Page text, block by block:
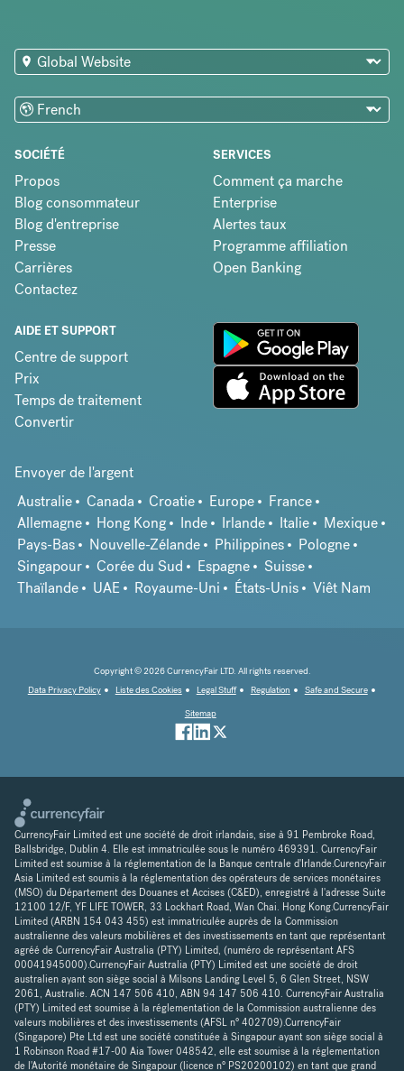
SOCIÉTÉ
Propos
Blog consommateur
Blog d'entreprise
Presse
Carrières
Contactez
SERVICES
Comment ça marche
Enterprise
Alertes taux
Programme affiliation
Open Banking
AIDE ET SUPPORT
Centre de support
Prix
Temps de traitement
Convertir
Envoyer de l'argent
Australie
Canada Croatie Europe
France
Allemagne
Hong Kong Inde Irlande Italie
Mexique
Pays-Bas
Nouvelle-Zélande Philippines
Pologne
Singapour
Corée du Sud Espagne
Suisse
Thaïlande
UAE Royaume-Uni États-Unis Viêt Nam
Copyright © 2026 CurrencyFair LTD. All rights reserved.
Data Privacy Policy
Liste des Cookies Legal Stuff Regulation
Safe and Secure
Sitemap
CurrencyFair Limited est une société de droit irlandais, sise à 91 Pembroke Road,
Ballsbridge, Dublin 4. Elle est immatriculée sous le numéro 469391. CurrencyFair
Limited est soumise à la réglementation de la Banque centrale d'Irlande.CurencyFair
Asia Limited est soumis à la réglementation des opérateurs de services monétaires
(MSO) du Département des Douanes et Accises (C&ED), enregistré à l'adresse Suite
12100 12/F, YF LIFE TOWER, 33 Lockhart Road, Wan Chai. Hong Kong.CurrencyFair
Limited (ARBN 154 043 455) est immatriculée auprès de la Commission
australienne des valeurs mobilières et des investissements en tant que représentant
agréé de CurrencyFair Australia (PTY) Limited, (numéro de représentant AFS
00041945000).CurrencyFair Australia (PTY) Limited est une société de droit
australien ayant son siège social à Milsons Landing Level 5, 6 Glen Street, NSW
2061, Australie. ACN 147 506 410, ABN 94 147 506 410. CurrencyFair Australia
(PTY) Limited est soumise à la réglementation de la Commission australienne des
valeurs mobilières et des investissements (AFSL n° 402709).CurrencyFair
(Singapore) Pte Ltd est une société constituée à Singapour ayant son siège social à
1 Robinson Road #17-00 Aia Tower 048542, elle est soumise à la réglementation
de l'Autorité monétaire de Singapour (licence n° PS20200102) en tant que grand